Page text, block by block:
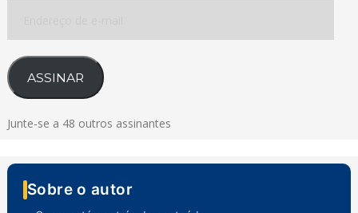
e-
mail
ASSINAR
Junte-se a 48 outros assinantes
Sobre o autor